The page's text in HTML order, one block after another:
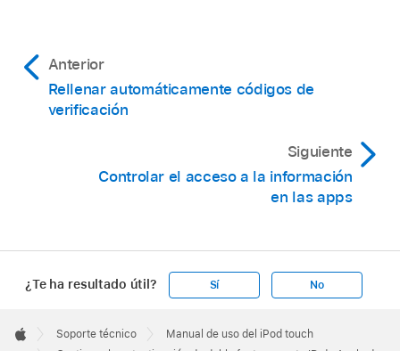
Anterior
Rellenar automáticamente códigos de
verificación
Siguiente
Controlar el acceso a la información
en las apps
¿Te ha resultado útil? Sí No
Footer

Soporte técnico
Manual de uso del iPod touch